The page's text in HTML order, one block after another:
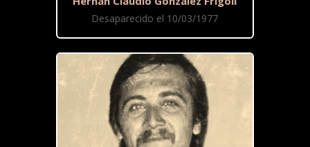
Desaparecido el 10/03/1977